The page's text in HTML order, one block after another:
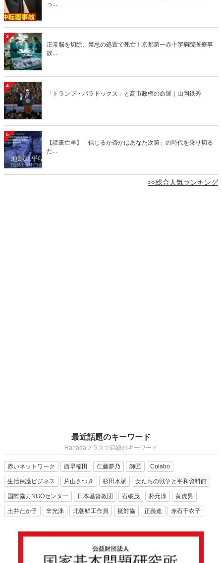
っ...
3
正常脳を切除、禁忌の処置で死亡！京都第一赤十字病院医療事
故...
4
「トランプ・パラドックス」と高市政権の命運｜山岡鉄秀
5
【読書亡羊】「信じるか否かはあなた次第」の時代を乗り切る
た...
>>総合人気ランキング
最近話題のキーワード
Hanadaプラスで話題のキーワード
赤いネットワーク 西早稲田 仁藤夢乃 師匠 Colabo
生活保護ビジネス 片山さつき 杉田水脈 女たちの戦争と平和資料館
国際協力NGOセンター 日本基督教団 石破茂 朴元淳 黄虎男
土井たか子 辛光洙 北朝鮮工作員 挺対協 正義連 赤石千衣子